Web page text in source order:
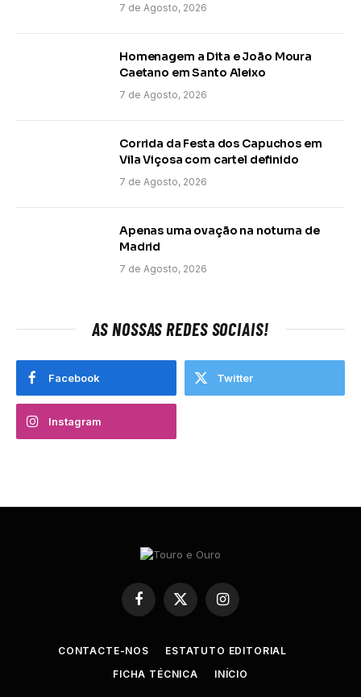
7 de Agosto, 2026
Homenagem a Dita e João Moura
Caetano em Santo Aleixo
7 de Agosto, 2026
Corrida da Festa dos Capuchos em
Vila Viçosa com cartel definido
7 de Agosto, 2026
Apenas uma ovação na noturna de
Madrid
7 de Agosto, 2026
AS NOSSAS REDES SOCIAIS!
Facebook Twitter
Instagram
Facebook
X
(Twitter)
Instagram
CONTACTE-NOS
ESTATUTO EDITORIAL
FICHA TÉCNICA
INÍCIO